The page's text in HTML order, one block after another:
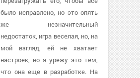
было исправлено, но это опять
же незначительный
недостаток, игра веселая, но, на
мой взгляд, ей не хватает
настроек, но я урежу это тем,
что она еще в разработке. На